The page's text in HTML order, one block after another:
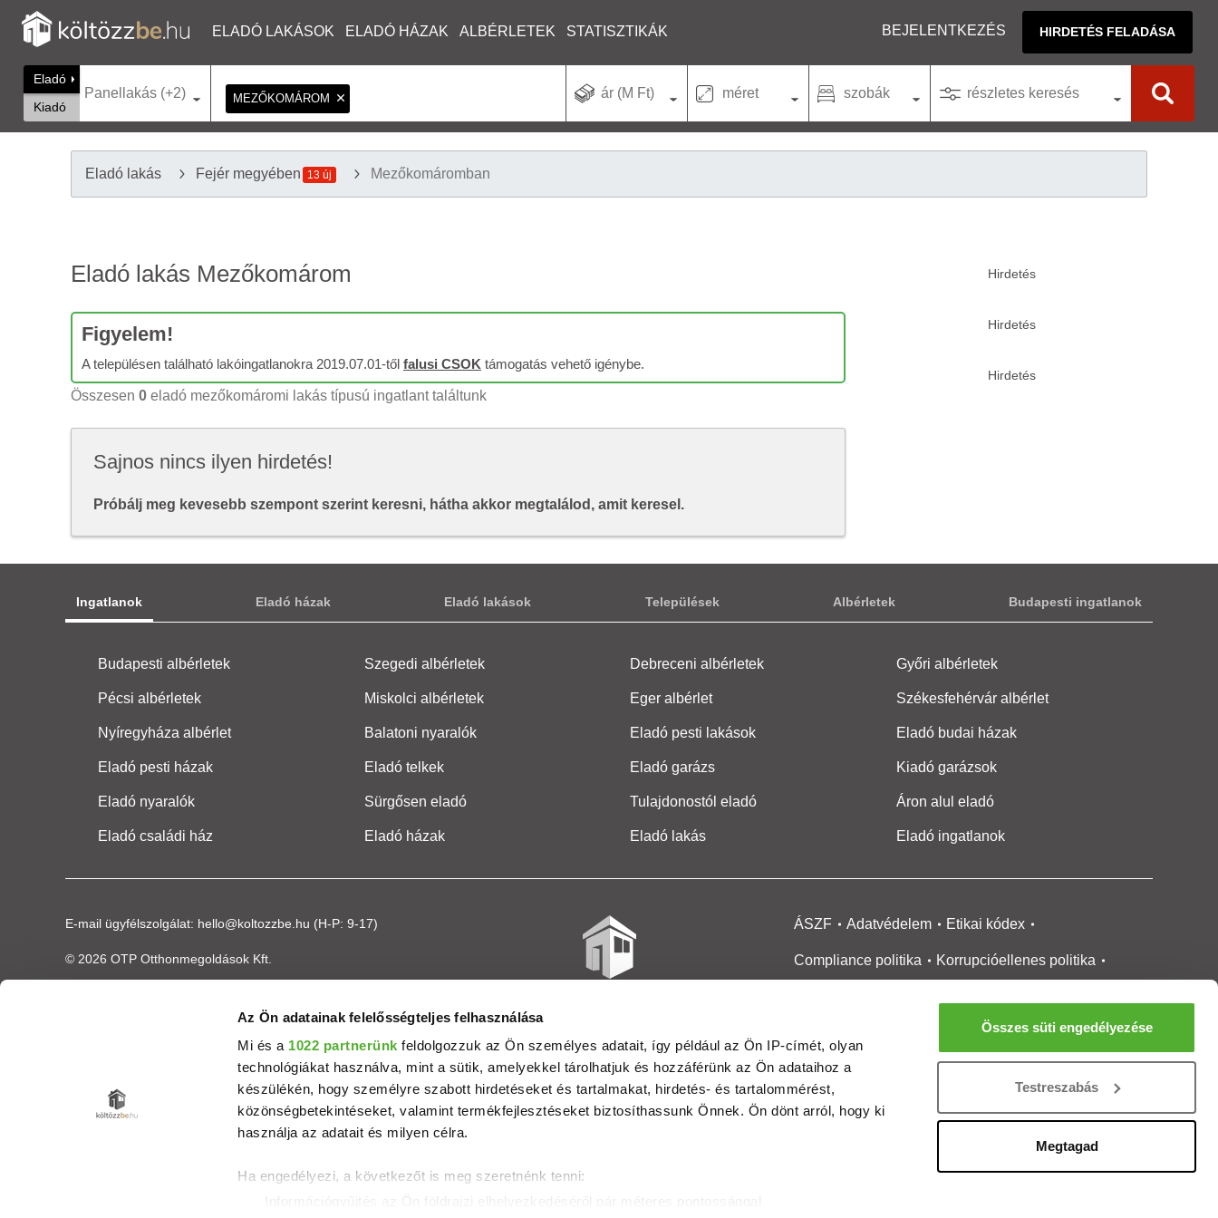
Az Ön adatainak felelősségteljes felhasználása
Mi és a 1022 partnerünk feldolgozzuk az Ön személyes adatait, így például az Ön IP-címét, olyan
technológiákat használva, mint a sütik, amelyekkel tárolhatjuk és hozzáférünk az Ön adataihoz a
készülékén, hogy személyre szabott hirdetéseket és tartalmakat, hirdetés- és tartalommérést,
közönségbetekintéseket, valamint termékfejlesztéseket biztosíthassunk Önnek. Ön dönt arról, hogy ki
használja az adatait és milyen célra.
Ha engedélyezi, a következőt is meg szeretnénk tenni:
Összes süti engedélyezése
Testreszabás
Megtagad
ELADÓ LAKÁSOK ELADÓ HÁZAK ALBÉRLETEK STATISZTIKÁK BEJELENTKEZÉS HIRDETÉS FELADÁSA
Eladó
Kiadó
Panellakás (+2) MEZŐKOMÁROM ár (M Ft) méret szobák részletes keresés
Eladó lakás Fejér megyében 13 új Mezőkomáromban
Eladó lakás Mezőkomárom
Figyelem!
A településen található lakóingatlanokra 2019.07.01-től falusi CSOK támogatás vehető igénybe.
Összesen 0 eladó mezőkomáromi lakás típusú ingatlant találtunk
Sajnos nincs ilyen hirdetés!
Próbálj meg kevesebb szempont szerint keresni, hátha akkor megtalálod, amit keresel.
Ingatlanok Eladó házak Eladó lakások Települések Albérletek Budapesti ingatlanok
Budapesti albérletek Szegedi albérletek Debreceni albérletek Győri albérletek
Pécsi albérletek Miskolci albérletek Eger albérlet Székesfehérvár albérlet
Nyíregyháza albérlet Balatoni nyaralók Eladó pesti lakások Eladó budai házak
Eladó pesti házak Eladó telkek Eladó garázs Kiadó garázsok
Eladó nyaralók Sürgősen eladó Tulajdonostól eladó Áron alul eladó
Eladó családi ház Eladó házak Eladó lakás Eladó ingatlanok
E-mail ügyfélszolgálat: hello@koltozzbe.hu (H-P: 9-17)
© 2026 OTP Otthonmegoldások Kft.
ÁSZF Adatvédelem Etikai kódex
Compliance politika Korrupcióellenes politika
Médiaajánlat
Ingatlanközvetítőknek
Magánszemélyeknek
Új építésű lakások
Tartalommoderálási jelentés